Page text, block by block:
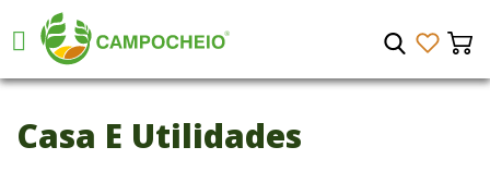
Casa E Utilidades